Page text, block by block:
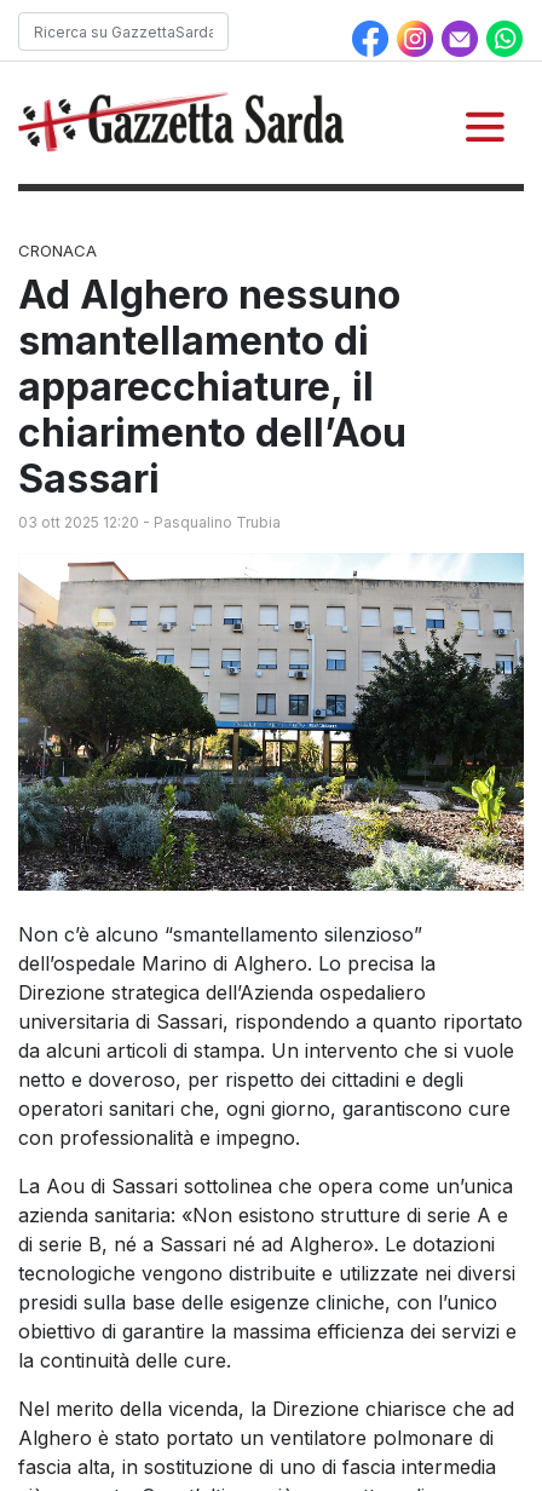
CRONACA
Ad Alghero nessuno
smantellamento di
apparecchiature, il
chiarimento dell’Aou
Sassari
03 ott 2025 12:20 - Pasqualino Trubia
Non c’è alcuno “smantellamento silenzioso”
dell’ospedale Marino di Alghero. Lo precisa la
Direzione strategica dell’Azienda ospedaliero
universitaria di Sassari, rispondendo a quanto riportato
da alcuni articoli di stampa. Un intervento che si vuole
netto e doveroso, per rispetto dei cittadini e degli
operatori sanitari che, ogni giorno, garantiscono cure
con professionalità e impegno.
La Aou di Sassari sottolinea che opera come un’unica
azienda sanitaria: «Non esistono strutture di serie A e
di serie B, né a Sassari né ad Alghero». Le dotazioni
tecnologiche vengono distribuite e utilizzate nei diversi
presidi sulla base delle esigenze cliniche, con l’unico
obiettivo di garantire la massima efficienza dei servizi e
la continuità delle cure.
Nel merito della vicenda, la Direzione chiarisce che ad
Alghero è stato portato un ventilatore polmonare di
fascia alta, in sostituzione di uno di fascia intermedia